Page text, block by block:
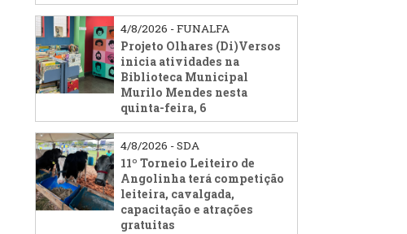
4/8/2026 - FUNALFA
Projeto Olhares (Di)Versos
inicia atividades na
Biblioteca Municipal
Murilo Mendes nesta
quinta-feira, 6
4/8/2026 - SDA
11º Torneio Leiteiro de
Angolinha terá competição
leiteira, cavalgada,
capacitação e atrações
gratuitas